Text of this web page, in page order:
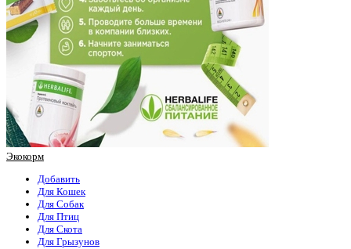
Экокорм
Добавить
Для Кошек
Для Собак
Для Птиц
Для Скота
Для Грызунов